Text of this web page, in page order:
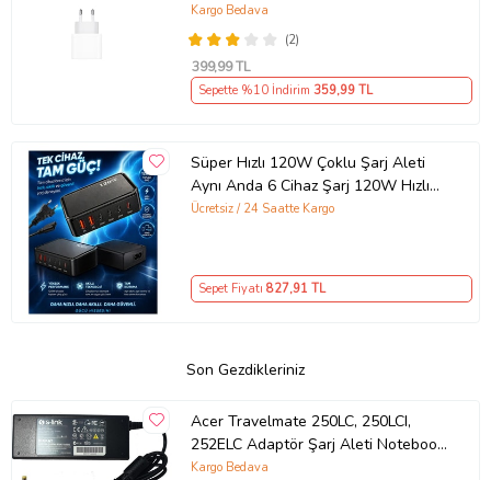
(2)
Kargo Bedava
399,99 TL
Sepette %10 İndirim 359,99 TL
Süper Hızlı 120W Çoklu Şarj Aleti
Aynı Anda 6 Cihaz Şarj 120W Hızlı
Şarj İstasyonu Çoklu USB & Type-C
Ücretsiz / 24 Saatte Kargo
Sepet Fiyatı 827,91 TL
Son Gezdikleriniz
Acer Travelmate 250LC, 250LCI,
252ELC Adaptör Şarj Aleti Notebook
Adaptörü (Siyah)
Kargo Bedava